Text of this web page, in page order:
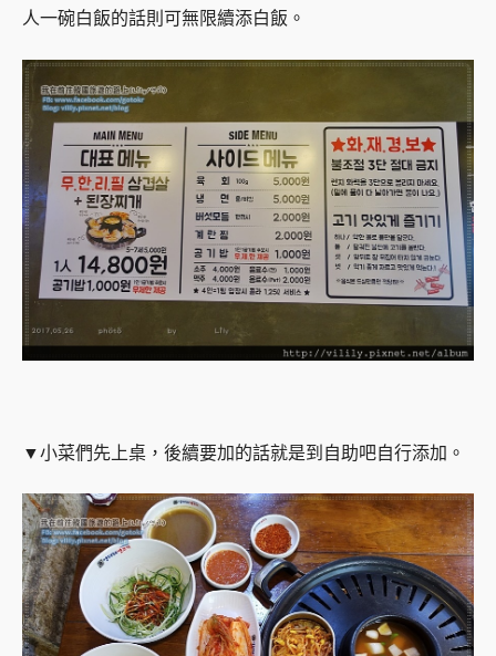
人一碗白飯的話則可無限續添白飯。
▼小菜們先上桌，後續要加的話就是到自助吧自行添加。